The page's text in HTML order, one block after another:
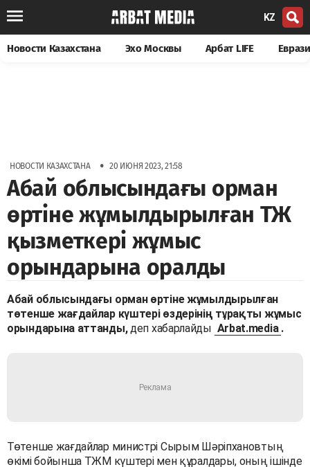
KZ
Новости Казахстана Эхо Москвы Арбат LIFE
НОВОСТИ КАЗАХСТАНА • 20 ИЮНЯ 2023, 21:58
Абай облысындағы орман
өртіне жұмылдырылған ТЖ
қызметкері жұмыс
орындарына оралды
Абай облысындағы орман өртіне жұмылдырылған
төтенше жағдайлар күштері өздерінің тұрақты жұмыс
орындарына аттанды,деп хабарлайды Arbat.media .
Төтенше жағдайлар министрі Сырым Шәріпхановтың
өкімі бойынша ТЖМ күштері мен құралдары, оның ішінде